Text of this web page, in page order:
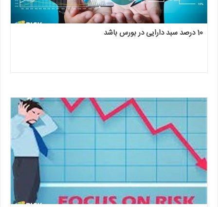
10 درصد سبد دارایی در بورس باشد